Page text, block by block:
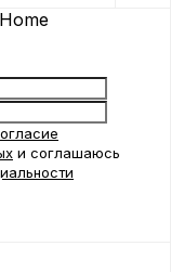
и соглашаюсь